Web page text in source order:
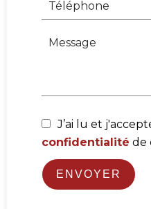
J’ai lu et
confidentialité de
ENVOYER